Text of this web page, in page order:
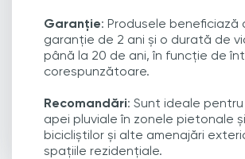
Garanție: Produsele beneficiază
garanție de 2 ani și o durată de
până la 20 de ani, în funcție de
corespunzătoare.
Recomandări: Sunt ideale
apei pluviale în zonele pietonale
bicicliștilor și alte amenajări
spațiile rezidențiale.